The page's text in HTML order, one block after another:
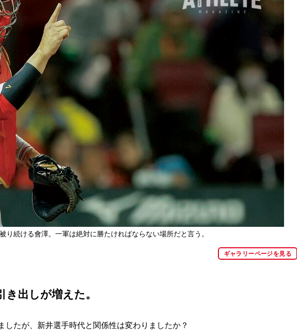
り続ける會澤。一軍は絶対に勝たければならない場所だと言う。
ギャラリーページを見る
出しが増えた。
たが、新井選手時代と関係性は変わりましたか？